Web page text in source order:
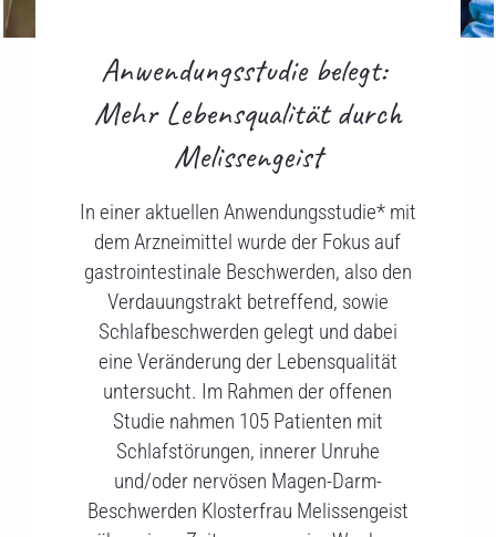
Anwendungsstudie belegt:
Mehr Lebensqualität durch
Melissengeist
In einer aktuellen Anwendungsstudie* mit
dem Arzneimittel wurde der Fokus auf
gastrointestinale Beschwerden, also den
Verdauungstrakt betreffend, sowie
Schlafbeschwerden gelegt und dabei
eine Veränderung der Lebensqualität
untersucht. Im Rahmen der offenen
Studie nahmen 105 Patienten mit
Schlafstörungen, innerer Unruhe
und/oder nervösen Magen-Darm-
Beschwerden Klosterfrau Melissengeist